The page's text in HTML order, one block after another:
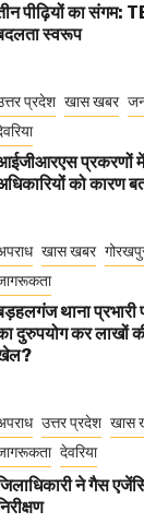
पीढ़ियों का संगम:
स्वरूप
प्रदेश खास खबर
प्रकरणों में
को कारण
खास खबर
थाना प्रभारी
दुरुपयोग कर लाखों
उत्तर प्रदेश खास
देवरिया
ने गैस